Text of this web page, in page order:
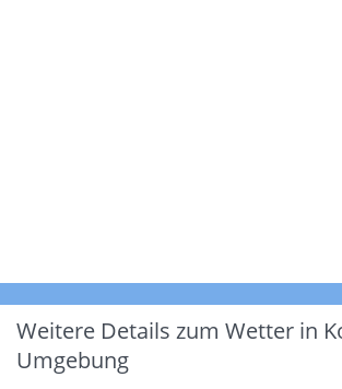
Weitere Details zum Wetter in
Umgebung